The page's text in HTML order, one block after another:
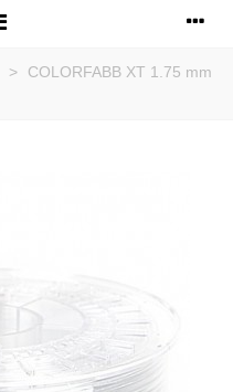
>
COLORFABB XT 1.75 mm